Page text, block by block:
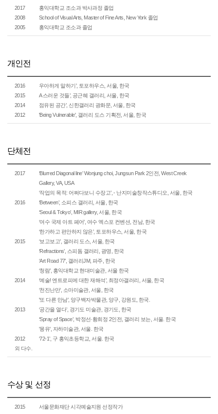
2017
홍익대학교 조소과 박사과정 졸업
2008
School of Visual Arts, Master of Fine Arts, New York 졸업
2005
홍익대학교 조소과 졸업
개인전
2016
우아하게 말하기’, 토포하우스, 서울, 한국
2015
A 스러운 것들’, 공근혜 갤러리, 서울, 한국
2014
점유된 공간’, 신한갤러리 광화문, 서울, 한국
2012
'Being Vulnerable', 갤러리 도스 기획전, 서울, 한국
단체전
2017
‘Blurred Diagonal line’ Wonjung choi, Jungsun Park 2인전, West Creek
Gallery, VA, USA
‘작업의 목적: 어쩌다보니 수장고’, - 난지미술창작스튜디오, 서울, 한국
2016
‘Between’, 소피스 갤러리, 서울, 한국
‘Seoul & Tokyo’, MIR gallery, 서울, 한국
‘여수 국제 아트 페어’, 여수 엑스포 컨벤션, 전남, 한국
‘한가하고 편안하지 않은’, 토포하우스, 서울, 한국
2015
‘보고보고’, 갤러리 도스, 서울, 한국
‘Refractions’, 스피돔 갤러리, 광명, 한국
‘Art Road 77’, 갤러리JM, 파주, 한국
‘청람’, 홍익대학교 현대미술관, 서울 한국
2014
‘예술! 엔트로피에 대한 재해석’, 최정아갤러리, 서울, 한국
‘천진난만’, 소마미술관, 서울, 한국
'또 다른 만남', 양구백자박물관, 양구, 강원도, 한국.
2013
‘공간을 열다’, 경기도 미술관, 경기도, 한국
‘Spray of Space’, 박정선·황희정 2인전, 갤러리 보는, 서울. 한국
'몽유', 자하미술관, 서울. 한국
2012
‘72-1’, 구 홍익초등학교, 서울. 한국
외 다수.
수상 및 선정
2015
서울문화재단 시각예술지원 선정작가